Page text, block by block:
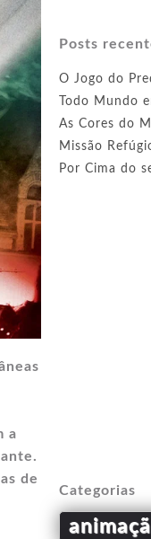
a
de
Posts
O Jogo do
Todo Mundo
As Cores do
Missão
Por Cima do
Categorias